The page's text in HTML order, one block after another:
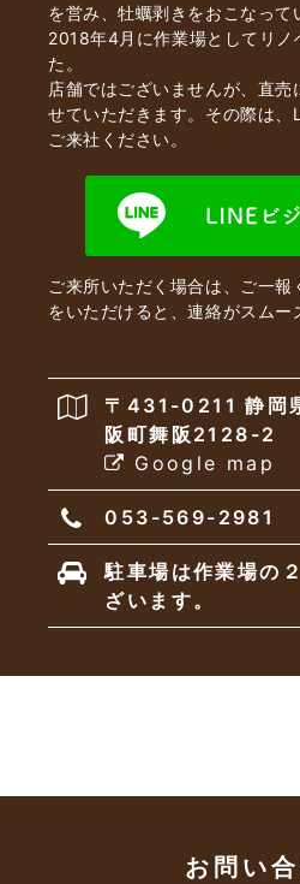
を営み、牡蠣剥きをおこなって
2018年4月に作業場としてリノ
た。
店舗ではございませんが、直売
せていただきます。その際は、
ご来社ください。
ご来所いただく場合は、ご一
をいただけると、連絡がスムー
〒431-0211 静岡
阪町舞阪2128-2
Google map
053-569-2981
駐車場は作業場の
ざいます。
お問い